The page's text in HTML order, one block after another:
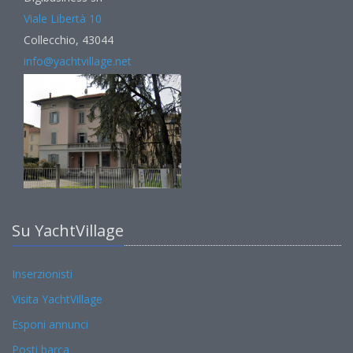
Viale Libertà 10
Collecchio, 43044
info@yachtvillage.net
Su YachtVillage
Inserzionisti
Visita YachtVillage
Esponi annunci
Posti barca